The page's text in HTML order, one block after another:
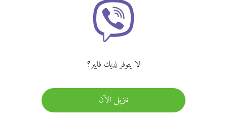
لا يتوفر لديك فايبر؟
تنزيل الآن